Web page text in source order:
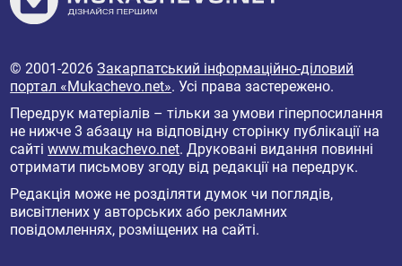
© 2001-2026Закарпатський інформаційно-діловий
портал «Mukachevo.net». Усі права застережено.
Передрук матеріалів – тільки за умови гіперпосилання
не нижче 3 абзацу на відповідну сторінку публікації на
сайтіwww.mukachevo.net. Друковані видання повинні
отримати письмову згоду від редакції на передрук.
Редакція може не розділяти думок чи поглядів,
висвітлених у авторських або рекламних
повідомленнях, розміщених на сайті.